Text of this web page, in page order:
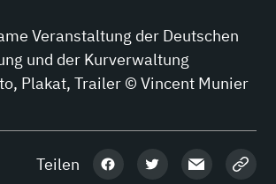
Veranstaltung der Deutschen
und der Kurverwaltung
Plakat, Trailer © Vincent Munier
Teilen